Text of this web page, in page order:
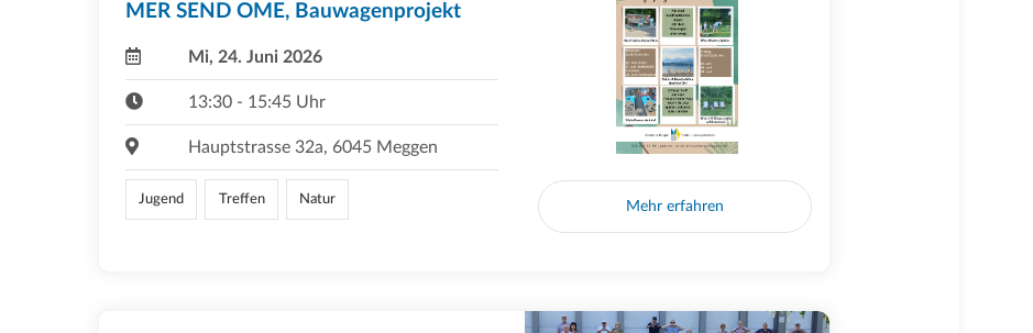
MER SEND OME, Bauwagenprojekt
Mi, 24. Juni 2026
13:30 - 15:45 Uhr
Hauptstrasse 32a, 6045 Meggen
Jugend Treffen Natur Mehr erfahren